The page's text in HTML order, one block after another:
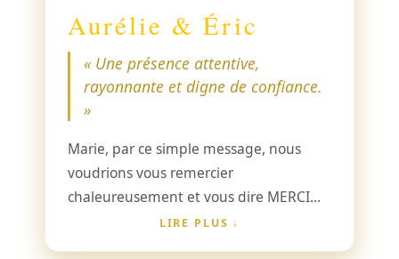
Aurélie & Éric
« Une présence attentive,
rayonnante et digne de confiance.
»
Marie, par ce simple message, nous
voudrions vous remercier
chaleureusement et vous dire MERCI
d’être une aussi belle personne — si
LIRE PLUS